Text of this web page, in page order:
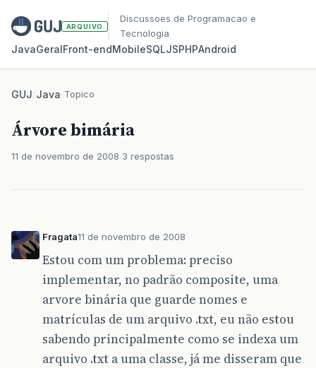
ARQUIVO
Discussoes de Programacao e
Tecnologia
JavaGeralFront‑endMobileSQLJSPHPAndroid
GUJ/Java/Topico
Árvore bimária
11 de novembro de 2008 3 respostas
Fragata11 de novembro de 2008
Estou com um problema: preciso
implementar, no padrão composite, uma
arvore binária que guarde nomes e
matrículas de um arquivo .txt, eu não estou
sabendo principalmente como se indexa um
arquivo .txt a uma classe, já me disseram que